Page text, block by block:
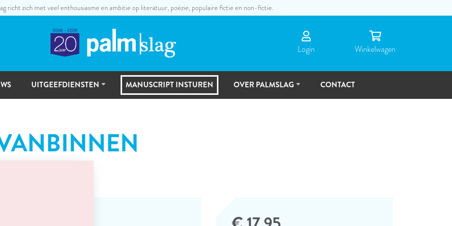
richt zich met veel enthousiasme en ambitie op literatuur, poëzie, populaire fictie en non-fictie.
Login Winkel­wagen
UITGEEFDIENSTEN
MANUSCRIPTSELECTIE
MANUSCRIPT INSTUREN OVER PALMSLAG CONTACT